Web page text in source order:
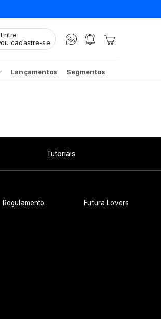
Entre
ou cadastre-se
Lançamentos Segmentos
Tutoriais
Regulamento Futura Lovers